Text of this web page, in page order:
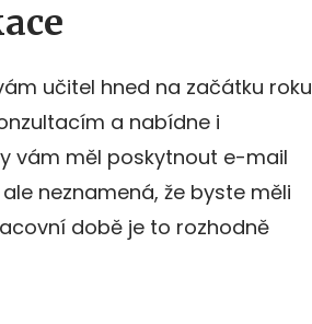
učitel hned na začátku roku
a nabídne i
vám měl poskytnout e-mail
neznamená, že byste měli
době je to rozhodně